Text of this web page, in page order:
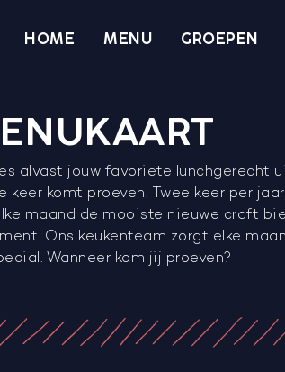
HOME MENU GROEPEN
alvast jouw favoriete lunchgerecht
komt proeven. Twee keer per
maand de mooiste nieuwe craft
Ons keukenteam zorgt elke
Wanneer kom jij proeven?